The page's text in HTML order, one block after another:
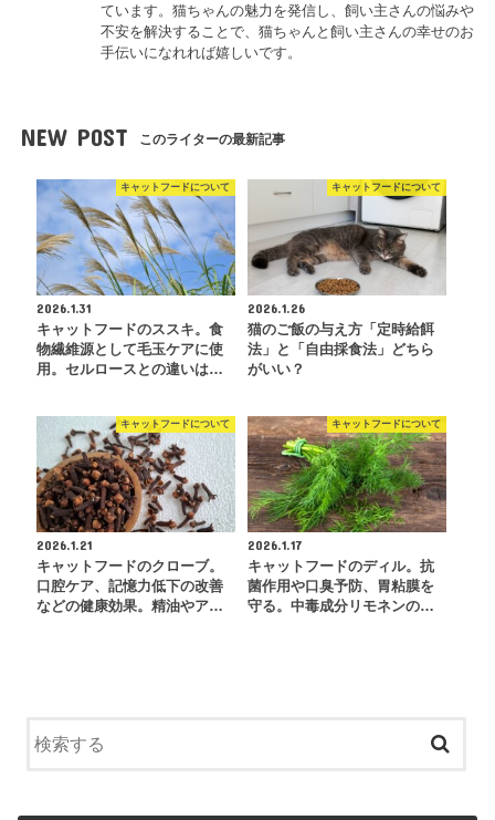
ています。猫ちゃんの魅力を発信し、飼い主さんの悩みや
不安を解決することで、猫ちゃんと飼い主さんの幸せのお
手伝いになれれば嬉しいです。
NEW POST このライターの最新記事
キャットフードについて
2026.1.31
キャットフードのススキ。食
物繊維源として毛玉ケアに使
用。セルロースとの違いは…
キャットフードについて
2026.1.26
猫のご飯の与え方「定時給餌
法」と「自由採食法」どちら
がいい？
キャットフードについて
2026.1.21
キャットフードのクローブ。
口腔ケア、記憶力低下の改善
などの健康効果。精油やア…
キャットフードについて
2026.1.17
キャットフードのディル。抗
菌作用や口臭予防、胃粘膜を
守る。中毒成分リモネンの…